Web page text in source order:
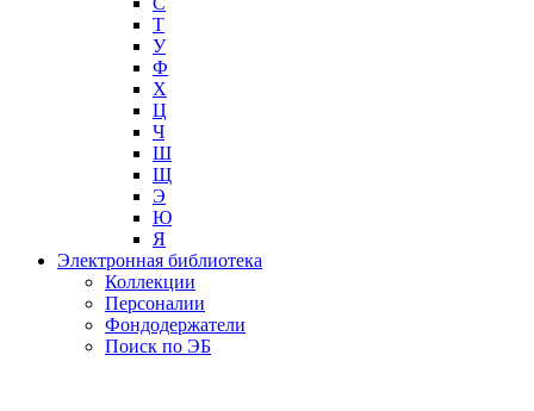
Т
У
Ф
Х
Ц
Ч
Ш
Щ
Э
Ю
Я
Электронная библиотека
Коллекции
Персоналии
Фондодержатели
Поиск по ЭБ